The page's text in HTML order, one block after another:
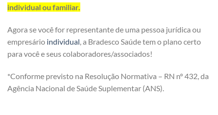
individual ou familiar.
Agora se você for representante de uma pessoa jurídica ou
empresário individual , a Bradesco Saúde tem o plano certo
para você e seus colaboradores/associados!
*Conforme previsto na Resolução Normativa – RN nº 432, da
Agência Nacional de Saúde Suplementar (ANS).